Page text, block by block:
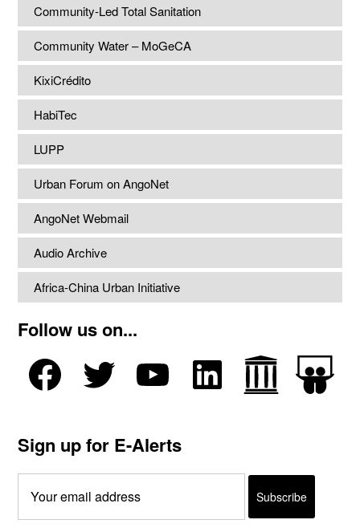
Community-Led Total Sanitation
Community Water – MoGeCA
KixiCrédito
HabiTec
LUPP
Urban Forum on AngoNet
AngoNet Webmail
Audio Archive
Africa-China Urban Initiative
Follow us on...
Sign up for E-Alerts